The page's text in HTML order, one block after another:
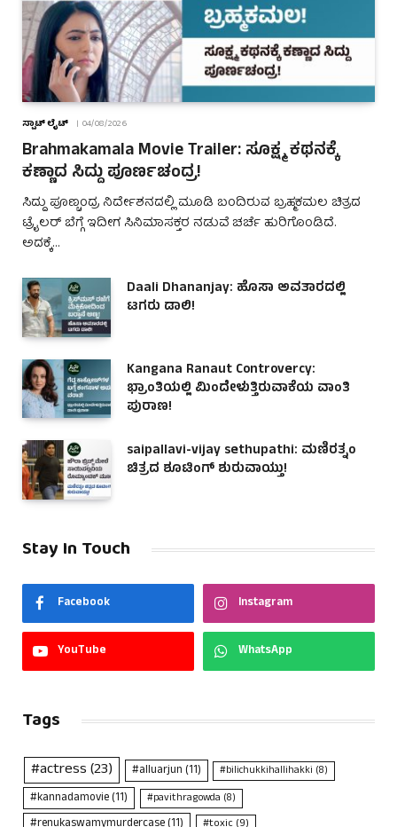
ಸ್ಪಾಟ್ ಲೈಟ್ 04/08/2026
Brahmakamala Movie Trailer: ಸೂಕ್ಷ್ಮ ಕಥನಕ್ಕೆ
ಕಣ್ಣಾದ ಸಿದ್ದು ಪೂರ್ಣಚಂದ್ರ!
ಸಿದ್ದು ಪೂಣ್ಚಂದ್ರ ನಿರ್ದೇಶನದಲ್ಲಿ ಮೂಡಿ ಬಂದಿರುವ ಬ್ರಹ್ಮಕಮಲ ಚಿತ್ರದ
ಟ್ರೈಲರ್ ಬೆಗ್ಗೆ ಇದೀಗ ಸಿನಿಮಾಸಕ್ತರ ನಡುವೆ ಚರ್ಚೆ ಹುರಿಗೊಂಡಿದೆ.
ಅದಕ್ಕೆ…
Daali Dhananjay: ಹೊಸಾ ಅವತಾರದಲ್ಲಿ
ಟಗರು ಡಾಲಿ!
Kangana Ranaut Controvercy:
ಭ್ರಾಂತಿಯಲ್ಲಿ ಮಿಂದೇಳುತ್ತಿರುವಾಕೆಯ ವಾಂತಿ
ಪುರಾಣ!
saipallavi-vijay sethupathi: ಮಣಿರತ್ನಂ
ಚಿತ್ರದ ಶೂಟಿಂಗ್ ಶುರುವಾಯ್ತು!
Stay In Touch
Facebook Instagram
YouTube WhatsApp
Tags
#actress(23) #alluarjun(11) #bilichukkihallihakki (8)
#kannadamovie(11) #pavithragowda (8)